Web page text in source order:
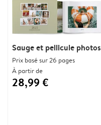
Sauge et pellicule photos
Prix basé sur 26 pages
À partir de
28,99 €